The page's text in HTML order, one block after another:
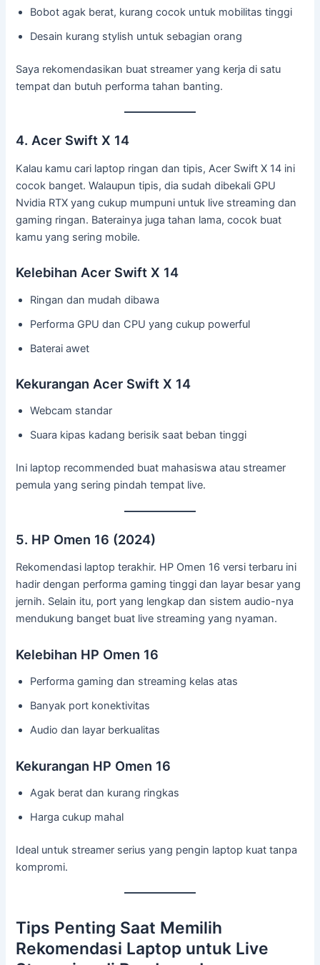
Bobot agak berat, kurang cocok untuk mobilitas tinggi
Desain kurang stylish untuk sebagian orang
Saya rekomendasikan buat streamer yang kerja di satu
tempat dan butuh performa tahan banting.
4. Acer Swift X 14
Kalau kamu cari laptop ringan dan tipis, Acer Swift X 14 ini
cocok banget. Walaupun tipis, dia sudah dibekali GPU
Nvidia RTX yang cukup mumpuni untuk live streaming dan
gaming ringan. Baterainya juga tahan lama, cocok buat
kamu yang sering mobile.
Kelebihan Acer Swift X 14
Ringan dan mudah dibawa
Performa GPU dan CPU yang cukup powerful
Baterai awet
Kekurangan Acer Swift X 14
Webcam standar
Suara kipas kadang berisik saat beban tinggi
Ini laptop recommended buat mahasiswa atau streamer
pemula yang sering pindah tempat live.
5. HP Omen 16 (2024)
Rekomendasi laptop terakhir. HP Omen 16 versi terbaru ini
hadir dengan performa gaming tinggi dan layar besar yang
jernih. Selain itu, port yang lengkap dan sistem audio-nya
mendukung banget buat live streaming yang nyaman.
Kelebihan HP Omen 16
Performa gaming dan streaming kelas atas
Banyak port konektivitas
Audio dan layar berkualitas
Kekurangan HP Omen 16
Agak berat dan kurang ringkas
Harga cukup mahal
Ideal untuk streamer serius yang pengin laptop kuat tanpa
kompromi.
Tips Penting Saat Memilih
Rekomendasi Laptop untuk Live